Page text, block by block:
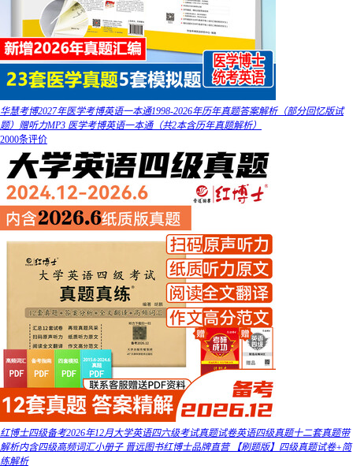
华慧考博2027年医学考博英语一本通1998-2026年历年真题答案解析（部分回忆版试
题）赠听力MP3 医学考博英语一本通（共2本含历年真题解析）
2000条评价
红博士四级备考2026年12月大学英语四六级考试真题试卷英语四级真题十二套真题带
解析内含四级高频词汇小册子 晋远图书红博士品牌直营 【刷题版】四级真题试卷+简
练解析